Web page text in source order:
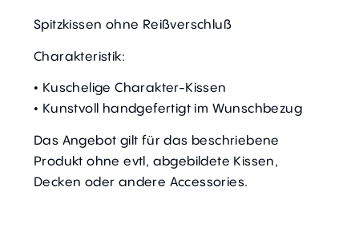
Spitzkissen ohne Reißverschluß
Charakteristik:
• Kuschelige Charakter-Kissen
• Kunstvoll handgefertigt im Wunschbezug
Das Angebot gilt für das beschriebene
Produkt ohne evtl, abgebildete Kissen,
Decken oder andere Accessories.